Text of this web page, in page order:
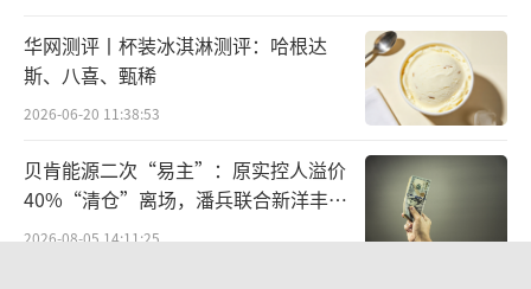
预订高星级酒店的同时，更注重住宿的配套服
务与周边游玩的便利性，带动一线城市酒店的
餐饮、休闲等附加消费增长。
携程数据显示，一线及新一线城市酒店日
历房套餐较常规日历房溢价约10%，重庆、上
华网测评丨杯装冰淇淋测评：哈根达
斯、八喜、甄稀
2026-06-20 11:38:53
贝肯能源二次“易主”：原实控人溢价
40%“清仓”离场，潘兵联合新洋丰、
宏科百世拟入主
2026-08-05 14:11:25